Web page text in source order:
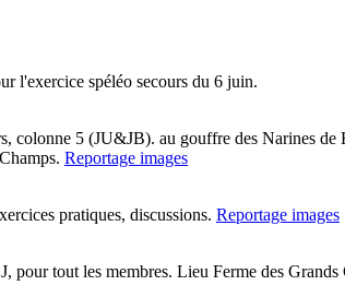
l'exercice spéléo secours du 6 juin.
colonne 5 (JU&JB). au gouffre des Narines de
Reportage images
pratiques, discussions. Reportage images
pour tout les membres. Lieu Ferme des Grands